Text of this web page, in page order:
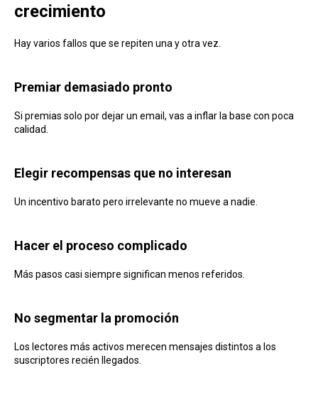
crecimiento
Hay varios fallos que se repiten una y otra vez.
Premiar demasiado pronto
Si premias solo por dejar un email, vas a inflar la base con poca
calidad.
Elegir recompensas que no interesan
Un incentivo barato pero irrelevante no mueve a nadie.
Hacer el proceso complicado
Más pasos casi siempre significan menos referidos.
No segmentar la promoción
Los lectores más activos merecen mensajes distintos a los
suscriptores recién llegados.